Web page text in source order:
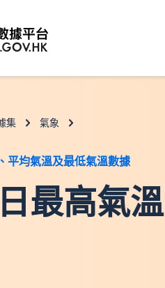
集 氣象
平均氣溫及最低氣溫數據
最高氣